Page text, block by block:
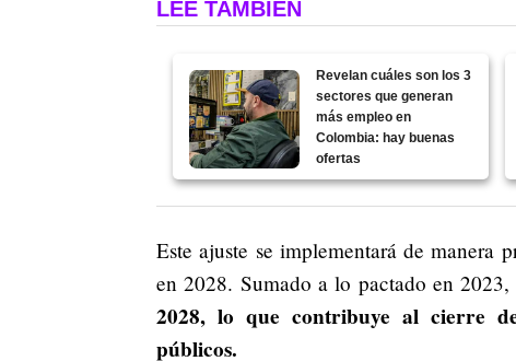
LEE TAMBIÉN
Revelan cuáles son los 3
sectores que generan
más empleo en
Colombia: hay buenas
ofertas
Este ajuste se implementará de
en 2028. Sumado a lo pactado en 2023,
2028, lo que contribuye al cierre
públicos.